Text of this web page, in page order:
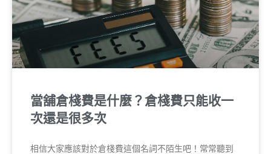
當舖倉棧費是什麼？倉棧費只能收一
次還是很多次
相信大家應該對於倉棧費這個名詞不陌生吧！常常聽到